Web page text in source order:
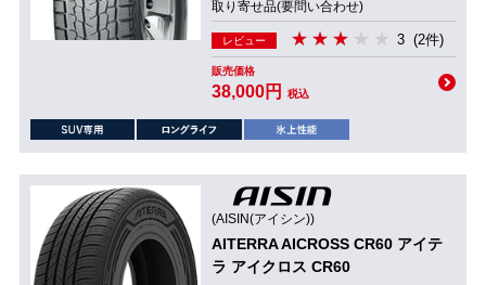
取り寄せ品(要問い合わせ)
レビュー 3 (2件)
販売価格
38,000円 税込
(AISIN(アイシン))
AITERRA AICROSS CR60 アイテ
ラ アイクロス CR60